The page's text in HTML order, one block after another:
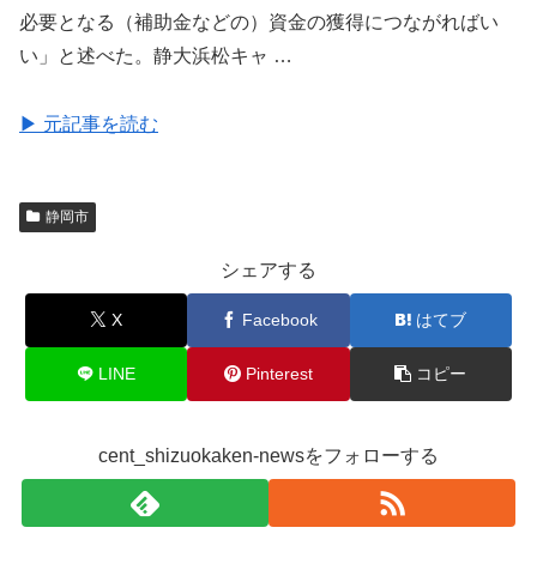
必要となる（補助金などの）資金の獲得につながればい
い」と述べた。静大浜松キャ …
▶ 元記事を読む
静岡市
シェアする
X Facebook はてブ
LINE Pinterest コピー
cent_shizuokaken-newsをフォローする